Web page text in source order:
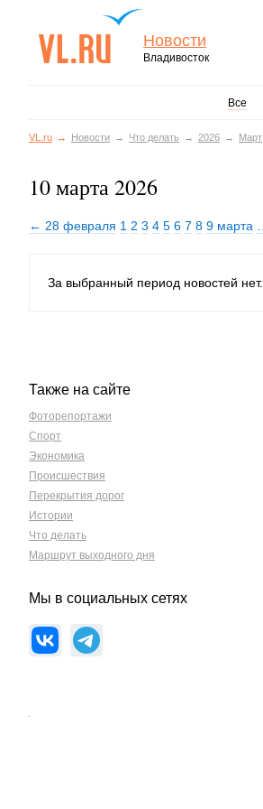
Новости
Владивосток
Все
VL.ru Новости Что делать 2026 Март
10 марта 2026
← 28 февраля 1 2 3 4 5 6 7 8 9 марта
За выбранный период новостей нет.
Также на сайте
Фоторепортажи
Спорт
Экономика
Происшествия
Перекрытия дорог
Истории
Что делать
Маршрут выходного дня
Мы в социальных сетях